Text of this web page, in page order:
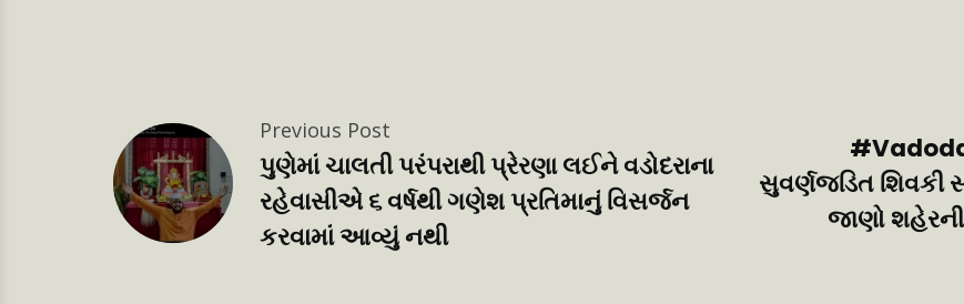
પ Previous Post
પુણેમાં ચાલતી પરંપરાથી પ્રેરણા લઈને વડોદરાના
રહેવાસીએ ૬ વર્ષથી ગણેશ પ્રતિમાનું વિસર્જન
કરવામાં આવ્યું નથી
સુવર્ણજડિત શિવકી
જાણો